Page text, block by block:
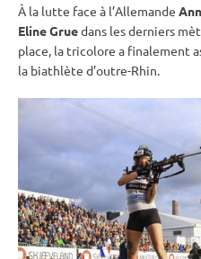
À la lutte face à l’Allemande
Eline Gruedans les derniers
place, la tricolore a finalement
la biathlète d’outre-Rhin.